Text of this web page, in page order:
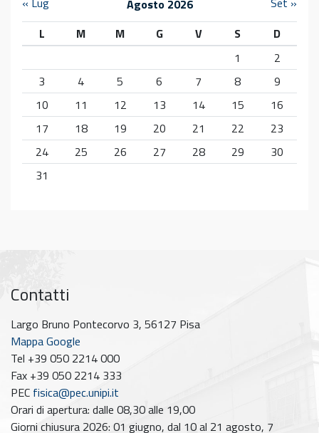
Agosto 2026
L
M M G V S D
1
2
3
4 5 6 7 8
9
10
11 12 13 14 15
16
17
18 19 20 21 22
23
24
25 26 27 28 29
30
31
Contatti
Largo Bruno Pontecorvo 3, 56127 Pisa
Mappa Google
Tel +39 050 2214 000
Fax +39 050 2214 333
PEC fisica@pec.unipi.it
Orari di apertura: dalle 08,30 alle 19,00
Giorni chiusura 2026: 01 giugno, dal 10 al 21 agosto, 7